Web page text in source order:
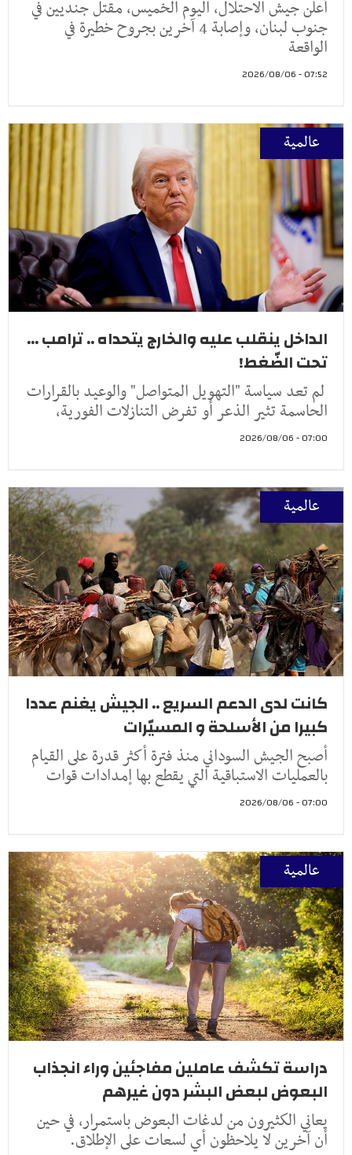
أعلن جيش الاحتلال، اليوم الخميس، مقتل جنديين في
جنوب لبنان، وإصابة 4 آخرين بجروح خطيرة في
الواقعة
07:52 - 2026/08/06
عالمية
الداخل ينقلب عليه والخارج يتحداه .. ترامب ...
تحت الضّغط!
لم تعد سياسة "التهويل المتواصل" والوعيد بالقرارات
الحاسمة تثير الذعر أو تفرض التنازلات الفورية،
07:00 - 2026/08/06
عالمية
كانت لدى الدعم السريع .. الجيش يغنم عددا
كبيرا من الأسلحة و المسيّرات
أصبح الجيش السوداني منذ فترة أكثر قدرة على القيام
بالعمليات الاستباقية التي يقطع بها إمدادات قوات
07:00 - 2026/08/06
عالمية
دراسة تكشف عاملين مفاجئين وراء انجذاب
البعوض لبعض البشر دون غيرهم
يعاني الكثيرون من لدغات البعوض باستمرار، في حين
أن آخرين لا يلاحظون أي لسعات على الإطلاق.